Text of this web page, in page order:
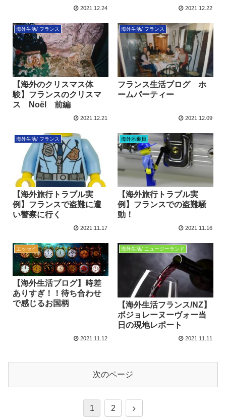
2021.12.24 2021.12.22
海外生活/ フランス
【海外のクリスマス体
験】フランスのクリスマ
ス Noël 前編
2021.12.21
海外生活/ フランス
フランス生活ブログ ホ
ームパーティー
2021.12.09
海外生活/ フランス
【海外旅行トラブル実
例】フランスで盗難に遭
い警察に行く
2021.11.17
海外添乗員
【海外旅行トラブル実
例】フランスでの盗難騒
動！
2021.11.16
エッセイ
【海外生活ブログ】時差
ありすぎ！！待ち合わせ
で感じるお国柄
2021.11.12
海外生活/ ニュージーランド
【海外生活フランス/NZ】
ボジョレーヌーヴォー当
日の現地レポート
2021.11.11
次のページ
1 2